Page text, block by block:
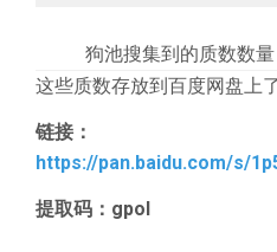
狗池搜集到的质数数
这些质数存放到百度网盘上
链接：
https://pan.baidu.com/s/
提取码：gpol